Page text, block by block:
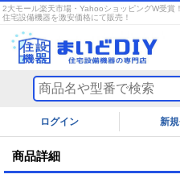
2大モール楽天市場・YahooショッピングW受賞！
住宅設備機器を激安価格にて販売！
ログイン
商品詳細